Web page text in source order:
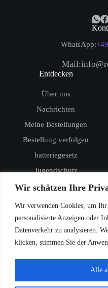
Wir schätzen Ihre
Wir verwenden Cookies, um Ihr
personalisierte Anzeigen oder
Datenverkehr zu analysieren.
klicken, stimmen Sie der
Alle
WhatsApp:
Entdecken
Über uns
Nachrichten
Meine Bestellungen
Bestellung verfolgen
batteriegesetz
Jugendschutz
RandM Digital Box 12000
RandM Tornado 15000
Vozol Star 20000
Vozol Star 40000